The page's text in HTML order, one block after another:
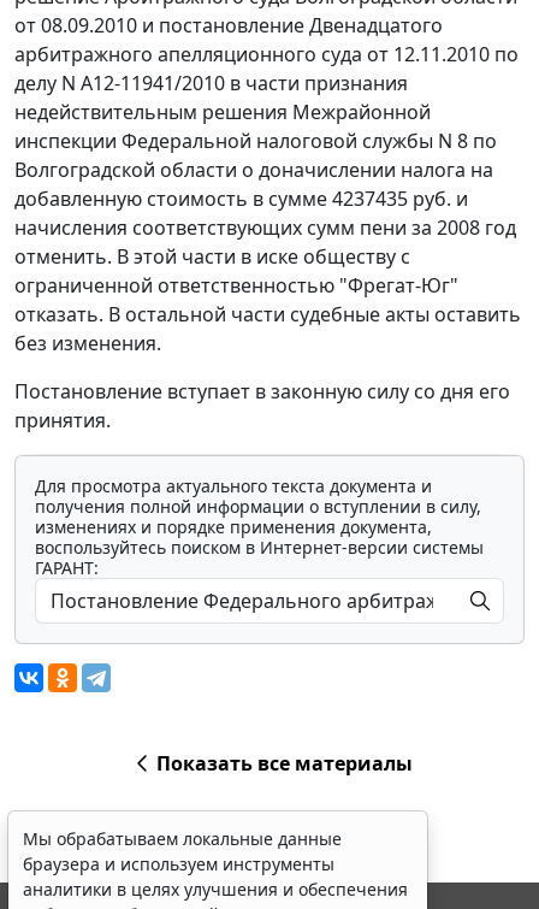
от 08.09.2010 и постановление Двенадцатого
арбитражного апелляционного суда от 12.11.2010 по
делу N А12-11941/2010 в части признания
недействительным решения Межрайонной
инспекции Федеральной налоговой службы N 8 по
Волгоградской области о доначислении налога на
добавленную стоимость в сумме 4237435 руб. и
начисления соответствующих сумм пени за 2008 год
отменить. В этой части в иске обществу с
ограниченной ответственностью "Фрегат-Юг"
отказать. В остальной части судебные акты оставить
без изменения.
Постановление вступает в законную силу со дня его
принятия.
Для просмотра актуального текста документа и
получения полной информации о вступлении в силу,
изменениях и порядке применения документа,
воспользуйтесь поиском в Интернет-версии системы
ГАРАНТ:
Показать все материалы
Мы обрабатываем локальные данные
браузера и используем инструменты
аналитики в целях улучшения и обеспечения